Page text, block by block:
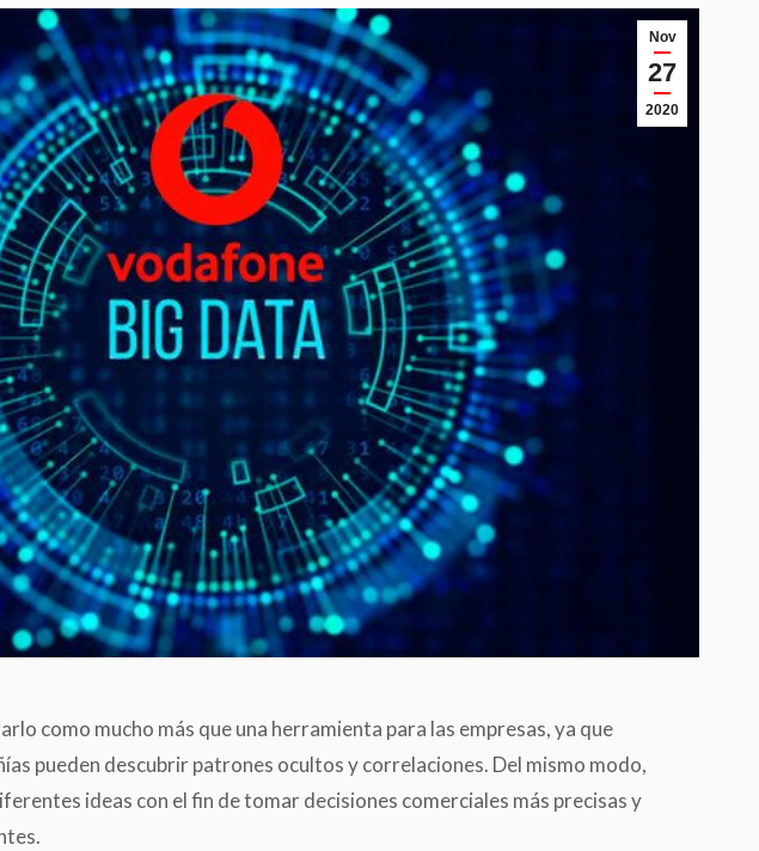
Nov
27
2020
como mucho más que una herramienta para las empresas, ya que
pueden descubrir patrones ocultos y correlaciones. Del mismo modo,
ideas con el fin de tomar decisiones comerciales más precisas y